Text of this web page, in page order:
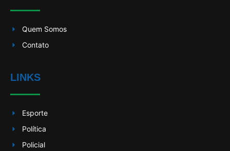
Quem Somos
Contato
LINKS
Esporte
Política
Policial